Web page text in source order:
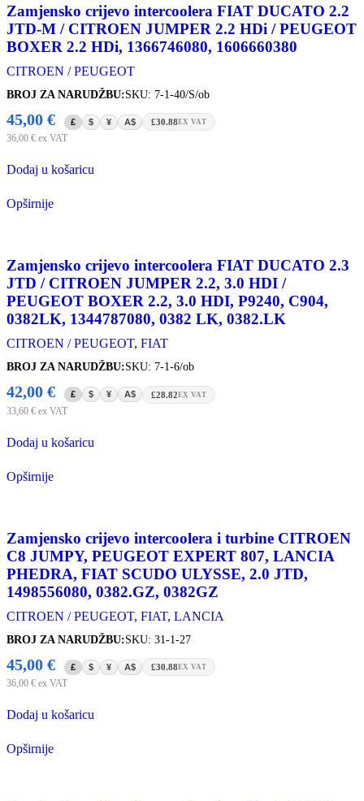
Zamjensko crijevo intercoolera FIAT DUCATO 2.2
JTD-M / CITROEN JUMPER 2.2 HDi / PEUGEOT
BOXER 2.2 HDi, 1366746080, 1606660380
CITROEN / PEUGEOT
BROJ ZA NARUDŽBU:SKU: 7-1-40/S/ob
45,00 € £ $ ¥ A$ £30.88EX VAT
36,00 € ex VAT
Dodaj u košaricu
Opširnije
Zamjensko crijevo intercoolera FIAT DUCATO 2.3
JTD / CITROEN JUMPER 2.2, 3.0 HDI /
PEUGEOT BOXER 2.2, 3.0 HDI, P9240, C904,
0382LK, 1344787080, 0382 LK, 0382.LK
CITROEN / PEUGEOT, FIAT
BROJ ZA NARUDŽBU:SKU: 7-1-6/ob
42,00 € £ $ ¥ A$ £28.82EX VAT
33,60 € ex VAT
Dodaj u košaricu
Opširnije
Zamjensko crijevo intercoolera i turbine CITROEN
C8 JUMPY, PEUGEOT EXPERT 807, LANCIA
PHEDRA, FIAT SCUDO ULYSSE, 2.0 JTD,
1498556080, 0382.GZ, 0382GZ
CITROEN / PEUGEOT, FIAT, LANCIA
BROJ ZA NARUDŽBU:SKU: 31-1-27
45,00 € £ $ ¥ A$ £30.88EX VAT
36,00 € ex VAT
Dodaj u košaricu
Opširnije